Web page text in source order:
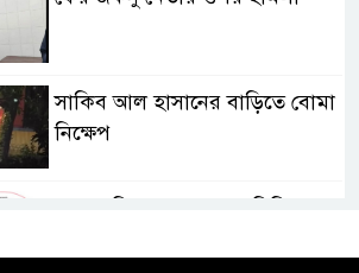
সাকিব আল হাসানের বাড়িতে বোমা
নিক্ষেপ
শেখ হাসিনার প্রশ্নে ঢাকা-দিল্লি